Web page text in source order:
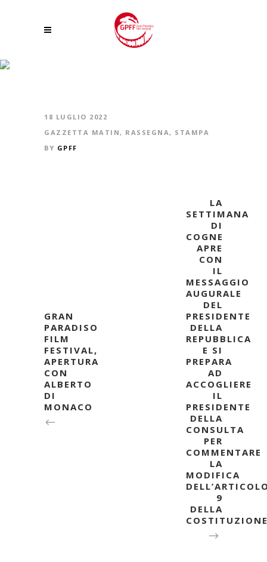
18 LUGLIO 2022
GAZZETTA MATIN, RASSEGNA, STAMPA
BY GPFF
GRAN
PARADISO
FILM
FESTIVAL,
APERTURA
CON
ALBERTO
DI
MONACO
LA
SETTIMANA
DI
COGNE
APRE
CON
IL
MESSAGGIO
AUGURALE
DEL
PRESIDENTE
DELLA
REPUBBLICA
E SI
PREPARA
AD
ACCOGLIERE
IL
PRESIDENTE
DELLA
CONSULTA
PER
COMMENTARE
LA
MODIFICA
9
DELLA